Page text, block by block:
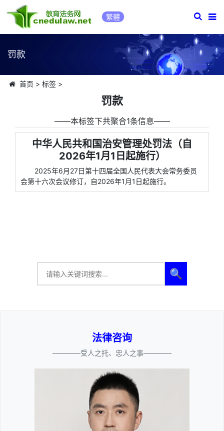
繁體
罚款
首页 > 标签>
罚款
――本标签下共聚合1条信息――
中华人民共和国治安管理处罚法（自
2026年1月1日起施行）
2025年6月27日第十四届全国人民代表大会常务委员
会第十六次会议修订，自2026年1月1日起施行。
🔍
法律咨询
————受人之托、忠人之事————